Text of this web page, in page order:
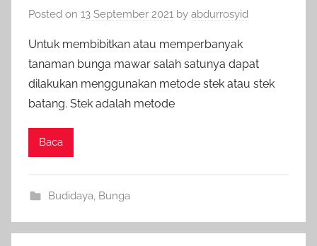
Posted on 13 September 2021 by abdurrosyid
Untuk membibitkan atau memperbanyak
tanaman bunga mawar salah satunya dapat
dilakukan menggunakan metode stek atau stek
batang. Stek adalah metode
Baca
Budidaya Bunga